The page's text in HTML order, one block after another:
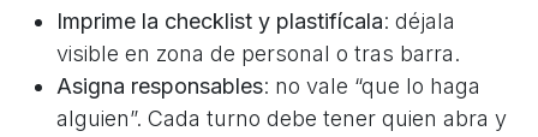
Imprime la checklist y plastifícala: déjala
visible en zona de personal o tras barra.
Asigna responsables: no vale “que lo haga
alguien”. Cada turno debe tener quien abra y